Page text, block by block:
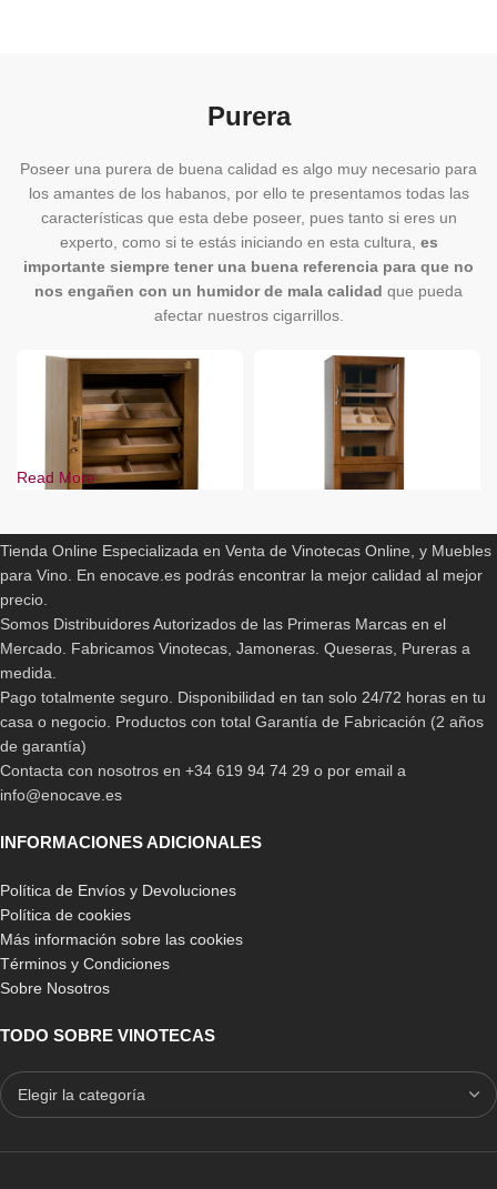
Purera
Poseer una purera de buena calidad es algo muy necesario para
los amantes de los habanos, por ello te presentamos todas las
características que esta debe poseer, pues tanto si eres un
experto, como si te estás iniciando en esta cultura, es
importante siempre tener una buena referencia para que no
nos engañen con un humidor de mala calidad que pueda
afectar nuestros cigarrillos.
Purera Veguero
2.349,00€
Purera Cigar
2.629,00€
Purera Habano
7.449,00
Read More
Tienda Online Especializada en Venta de Vinotecas Online, y Muebles
para Vino. En enocave.es podrás encontrar la mejor calidad al mejor
precio.
Somos Distribuidores Autorizados de las Primeras Marcas en el
Mercado. Fabricamos Vinotecas, Jamoneras. Queseras, Pureras a
medida.
Pago totalmente seguro. Disponibilidad en tan solo 24/72 horas en tu
casa o negocio. Productos con total Garantía de Fabricación (2 años
de garantía)
Contacta con nosotros en +34 619 94 74 29 o por email a
info@enocave.es
INFORMACIONES ADICIONALES
Política de Envíos y Devoluciones
Política de cookies
Más información sobre las cookies
Términos y Condiciones
Sobre Nosotros
TODO SOBRE VINOTECAS